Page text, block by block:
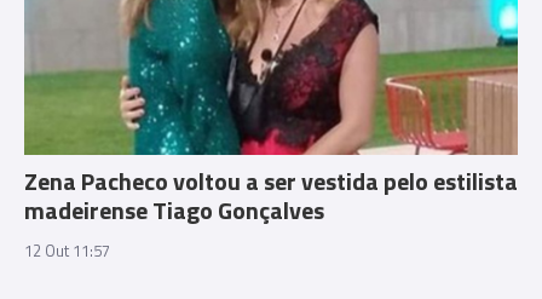
Zena Pacheco voltou a ser vestida pelo estilista
madeirense Tiago Gonçalves
12 Out 11:57